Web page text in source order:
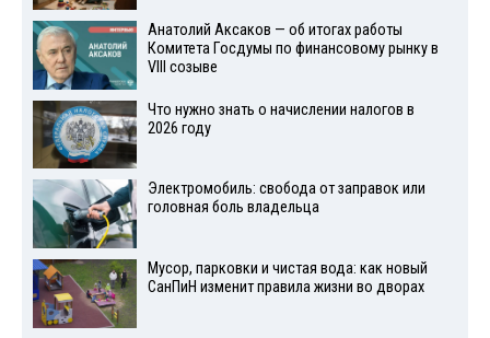
Анатолий Аксаков — об итогах работы
Комитета Госдумы по финансовому рынку в
VIII созыве
Что нужно знать о начислении налогов в
2026 году
Электромобиль: свобода от заправок или
головная боль владельца
Мусор, парковки и чистая вода: как новый
СанПиН изменит правила жизни во дворах